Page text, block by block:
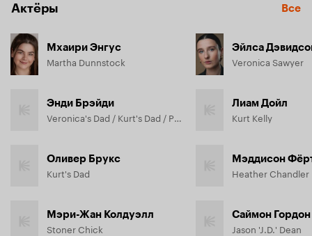
Актёры Все
Мхаири Энгус
Martha Dunnstock
Энди Брэйди
Veronica's Dad / Kurt's Dad / Principal Gowan
Оливер Брукс
Kurt's Dad
Мэри-Жан Колдуэлл
Stoner Chick
Эйлса
Veronica Sawyer
Лиам Дойл
Kurt Kelly
Мэддисон
Heather Chandler
Саймон Гордон
Jason 'J.D.' Dean